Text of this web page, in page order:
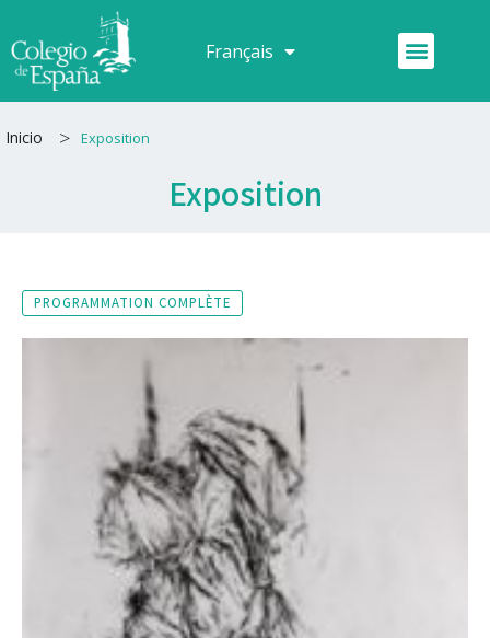
au
contenu
Français
Español Menu
Inicio > Exposition
Exposition
PROGRAMMATION COMPLÈTE